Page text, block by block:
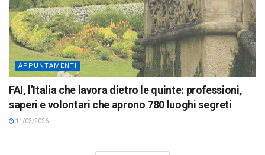
APPUNTAMENTI
FAI, l’Italia che lavora dietro le quinte: professioni,
saperi e volontari che aprono 780 luoghi segreti
11/03/2026